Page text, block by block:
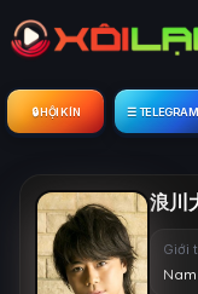
🔒︎ HỘI KÍN ☰ TELEGRAM
浪川
Giới
Nam